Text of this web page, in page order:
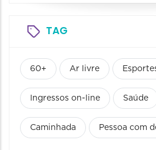
TAG
60+ Ar livre
Ingressos on-line Saúde
Caminhada Pessoa com